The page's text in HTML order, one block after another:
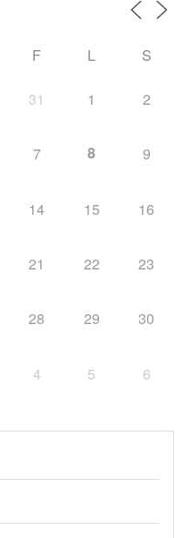
F L S
31 1 2
7 8 9
14 15 16
21 22 23
28 29 30
4 5 6